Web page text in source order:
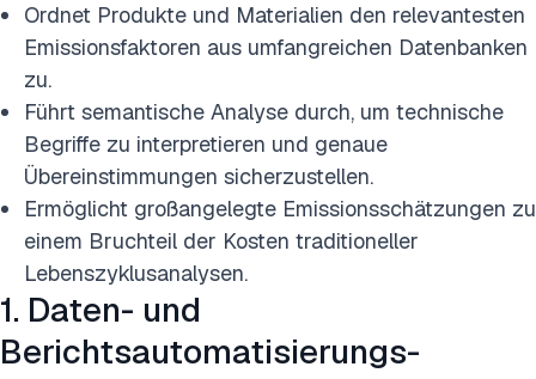
Ordnet Produkte und Materialien den relevantesten
Emissionsfaktoren aus umfangreichen Datenbanken
zu.
Führt semantische Analyse durch, um technische
Begriffe zu interpretieren und genaue
Übereinstimmungen sicherzustellen.
Ermöglicht großangelegte Emissionsschätzungen zu
einem Bruchteil der Kosten traditioneller
Lebenszyklusanalysen.
1. Daten- und
Berichtsautomatisierungs-